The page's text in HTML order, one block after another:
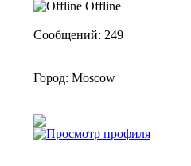
Offline
Сообщений: 249
Город: Moscow